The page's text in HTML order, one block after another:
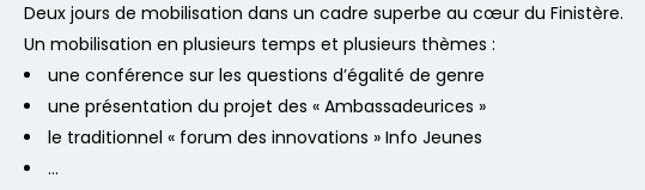
Deux jours de mobilisation dans un cadre superbe au cœur du Finistère.
Un mobilisation en plusieurs temps et plusieurs thèmes :
une conférence sur les questions d’égalité de genre
une présentation du projet des « Ambassadeurices »
le traditionnel « forum des innovations » Info Jeunes
…